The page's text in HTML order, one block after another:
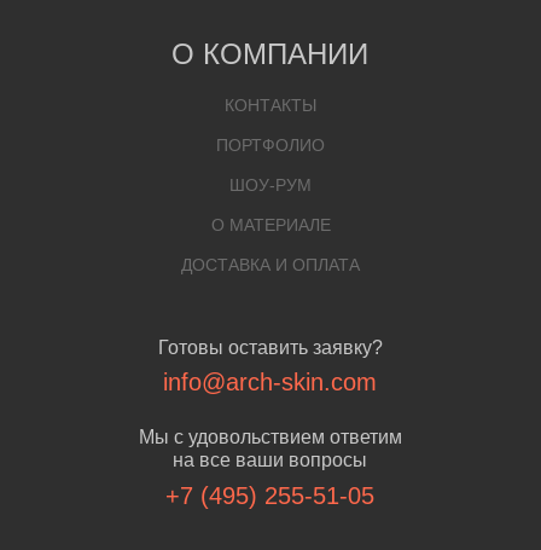
Готовы оставить заявку?
info@arch-skin.com
Мы с удовольствием ответим
на все ваши вопросы
+7 (495) 255-51-05
О КОМПАНИИ
КОНТАКТЫ
ПОРТФОЛИО
ШОУ-РУМ
О МАТЕРИАЛЕ
ДОСТАВКА И ОПЛАТА